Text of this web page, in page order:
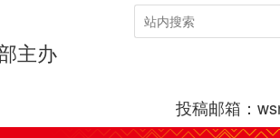
主办
投稿邮箱：